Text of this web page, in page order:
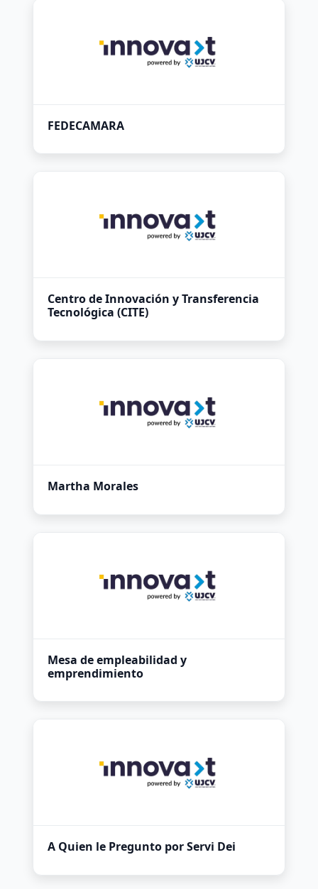
FEDECAMARA
Centro de Innovación y Transferencia
Tecnológica (CITE)
Martha Morales
Mesa de empleabilidad y
emprendimiento
A Quien le Pregunto por Servi Dei